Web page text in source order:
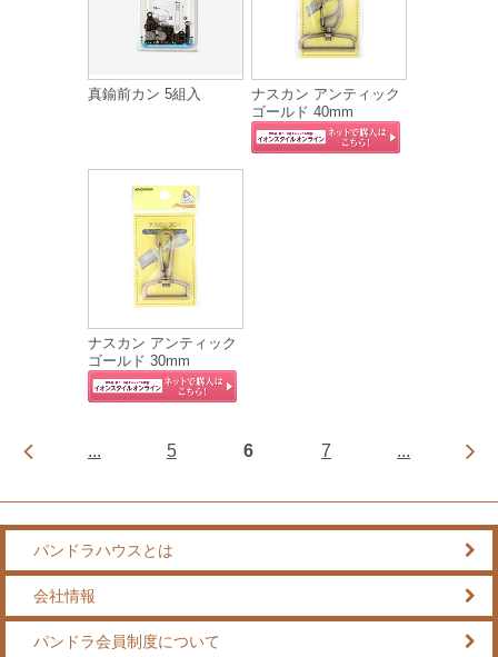
真鍮前カン 5組入
ナスカン アンティック
ゴールド 40mm
ナスカン アンティック
ゴールド 30mm
... 5 6 7 ...
パンドラハウスとは
会社情報
パンドラ会員制度について